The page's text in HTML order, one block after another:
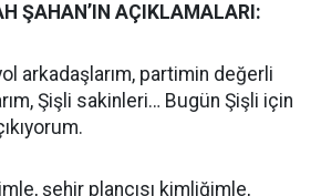
ŞAHAN’IN AÇIKLAMALARI:
arkadaşlarım, partimin değerli
Şişli sakinleri… Bugün Şişli için
şehir plancısı kimliğimle,